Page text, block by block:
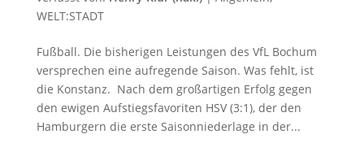
WELT:STADT
Fußball. Die bisherigen Leistungen des VfL Bochum
versprechen eine aufregende Saison. Was fehlt, ist
die Konstanz. Nach dem großartigen Erfolg gegen
den ewigen Aufstiegsfavoriten HSV (3:1), der den
Hamburgern die erste Saisonniederlage in der...